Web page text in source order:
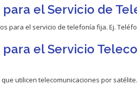
el Servicio de
para el servicio de telefonía fija. Ej.
para el Servicio
utilicen telecomunicaciones por satélite.